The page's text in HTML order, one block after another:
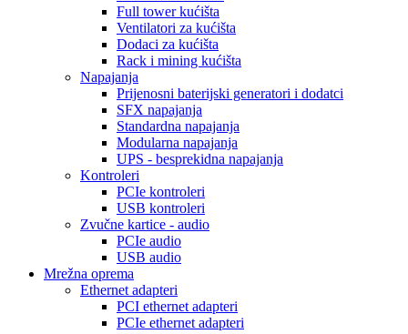
Full tower kućišta
Ventilatori za kućišta
Dodaci za kućišta
Rack i mining kućišta
Napajanja
Prijenosni baterijski generatori i dodatci
SFX napajanja
Standardna napajanja
Modularna napajanja
UPS - besprekidna napajanja
Kontroleri
PCIe kontroleri
USB kontroleri
Zvučne kartice - audio
PCIe audio
USB audio
Mrežna oprema
Ethernet adapteri
PCI ethernet adapteri
PCIe ethernet adapteri